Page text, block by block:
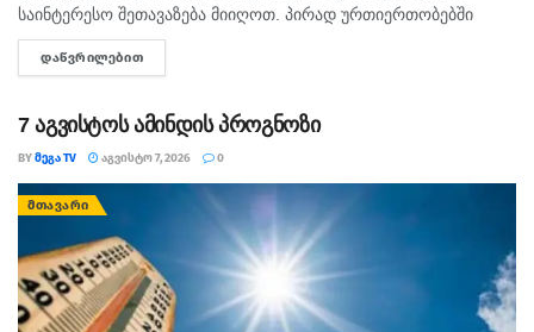
საინტერესო შეთავაზება მიიღოთ. პირად ურთიერთობებში
გულწრფელი საუბარი ბევრ გაუგებრობას გააქრობს. კურო
ფინანსურ საკითხებში სიფრთხილე გამოიჩინეთ და ემოციური...
ᲓᲐᲬᲕᲠᲘᲚᲔᲑᲘᲗ
7 აგვისტოს ამინდის პროგნოზი
BYᲛᲔᲒᲐ TV ᲐᲒᲕᲘᲡᲢᲝ 7, 2026 0
ᲛᲗᲐᲕᲐᲠᲘ